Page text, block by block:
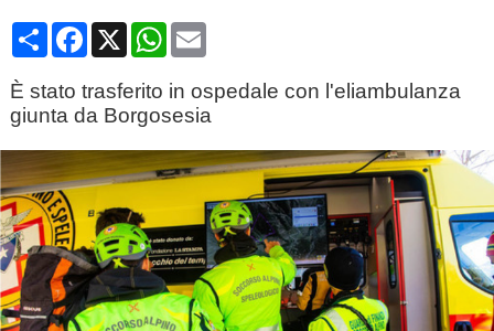
CondividiFacebook
X WhatsApp
Email
È stato trasferito in ospedale con l'eliambulanza
giunta da Borgosesia